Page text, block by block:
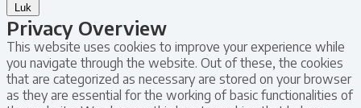
Luk
Privacy Overview
This website uses cookies to improve your experience while
you navigate through the website. Out of these, the cookies
that are categorized as necessary are stored on your browser
as they are essential for the working of basic functionalities of